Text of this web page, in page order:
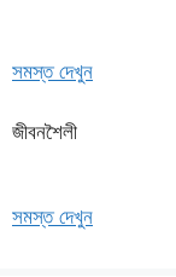
সমস্ত দেখুন
জীবনশৈলী
সমস্ত দেখুন